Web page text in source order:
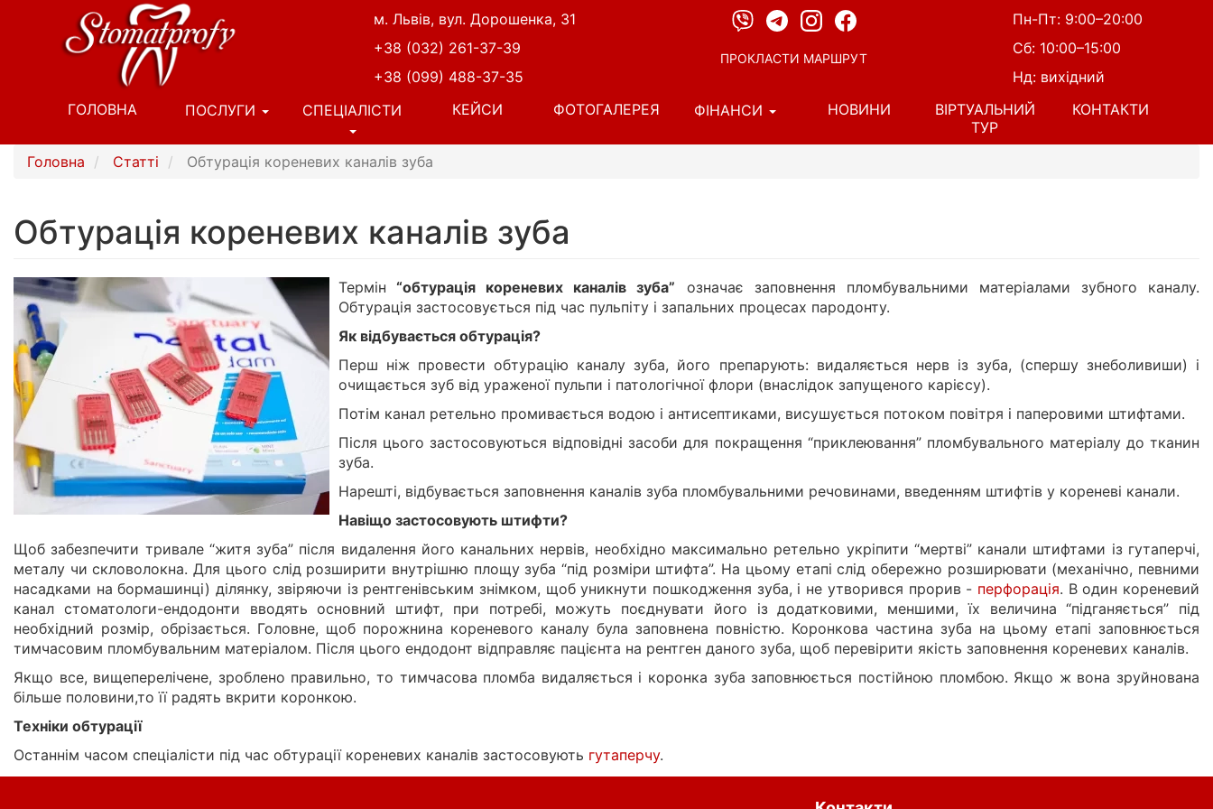
основного
м. Львів, вул. Дорошенка, 31
+38 (032) 261-37-39
+38 (099) 488-37-35
ПРОКЛАСТИ МАРШРУТ
Пн-Пт: 9:00–20:00
Сб: 10:00–15:00
Нд: вихідний
Основна
навіґація
ГОЛОВНА ПОСЛУГИ СПЕЦІАЛІСТИ КЕЙСИ ФОТОГАЛЕРЕЯ ФІНАНСИ НОВИНИ
ВІРТУАЛЬНИЙ
ТУР
КОНТАКТИ
Головна Статті Обтурація кореневих каналів зуба
Обтурація кореневих каналів зуба
Термін “обтурація кореневих каналів зуба” означає заповнення пломбувальними матеріалами зубного каналу.
Обтурація застосовується під час пульпіту і запальних процесах пародонту.
Як відбувається обтурація?
Перш ніж провести обтурацію каналу зуба, його препарують: видаляється нерв із зуба, (спершу знеболивиши) і
очищається зуб від ураженої пульпи і патологічної флори (внаслідок запущеного карієсу).
Потім канал ретельно промивається водою і антисептиками, висушується потоком повітря і паперовими штифтами.
Після цього застосовуються відповідні засоби для покращення “приклеювання” пломбувального матеріалу до тканин
зуба.
Нарешті, відбувається заповнення каналів зуба пломбувальними речовинами, введенням штифтів у кореневі канали.
Навіщо застосовують штифти?
Щоб забезпечити тривале “житя зуба” після видалення його канальних нервів, необхідно максимально ретельно укріпити “мертві” канали штифтами із гутаперчі,
металу чи скловолокна. Для цього слід розширити внутрішню площу зуба “під розміри штифта”. На цьому етапі слід обережно розширювати (механічно, певними
насадками на бормашинці) ділянку, звіряючи із рентгенівським знімком, щоб уникнути пошкодження зуба, і не утворився прорив - перфорація. В один кореневий
канал стоматологи-ендодонти вводять основний штифт, при потребі, можуть поєднувати його із додатковими, меншими, їх величина “підганяється” під
необхідний розмір, обрізається. Головне, щоб порожнина кореневого каналу була заповнена повністю. Коронкова частина зуба на цьому етапі заповнюється
тимчасовим пломбувальним матеріалом. Після цього ендодонт відправляє пацієнта на рентген даного зуба, щоб перевірити якість заповнення кореневих каналів.
Якщо все, вищеперелічене, зроблено правильно, то тимчасова пломба видаляється і коронка зуба заповнюється постійною пломбою. Якщо ж вона зруйнована
більше половини,то її радять вкрити коронкою.
Техніки обтурації
Останнім часом спеціалісти під час обтурації кореневих каналів застосовують гутаперчу.